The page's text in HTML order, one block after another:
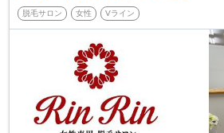
脱毛サロン 女性 Vライン